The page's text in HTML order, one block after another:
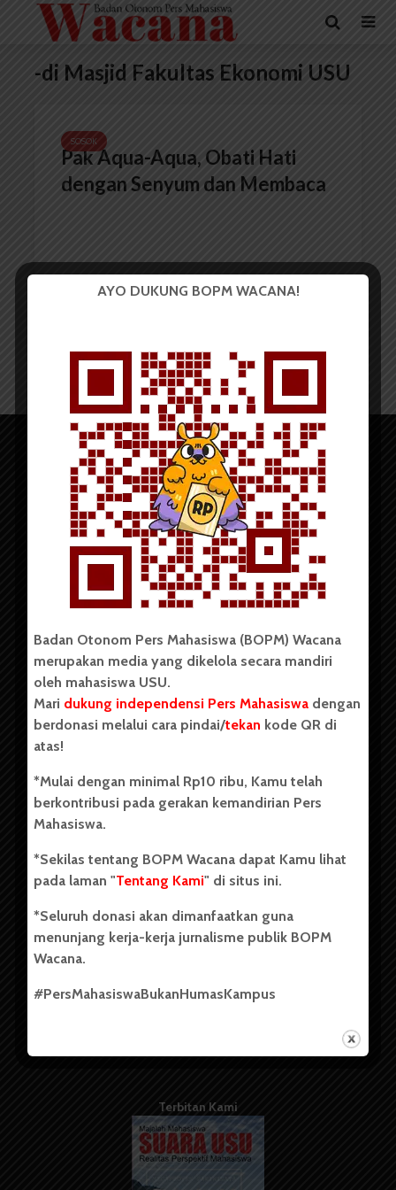
-di Masjid Fakultas Ekonomi USU
SOSOK
Pak Aqua-Aqua, Obati Hati
dengan Senyum dan Membaca
Copyright © 2023. All rights reserved BOPM WACANA.
Badan Otonom Pers Mahasiswa (BOPM) Wacana merupakan
pers mahasiswa yang berdiri di luar kampus dan dikelola
secara mandiri oleh mahasiswa Universitas Sumatera Utara
(USU). Sebelumnya BOPM Wacana merupakan salah satu
Unit Kegiatan Mahasiswa (UKM) di Universitas Sumatera
berdiri pada 1 Juli 1995.
Kontribusi
Info Iklan
Pedoman Media Siber
Kode Etik Jurnalistik
Terbitan Kami
AYO DUKUNG BOPM WACANA!
Badan Otonom Pers Mahasiswa (BOPM) Wacana
merupakan media yang dikelola secara mandiri
oleh mahasiswa USU.
Mari dukung independensi Pers Mahasiswa dengan
berdonasi melalui cara pindai/tekan kode QR di
atas!
*Mulai dengan minimal Rp10 ribu, Kamu telah
berkontribusi pada gerakan kemandirian Pers
Mahasiswa.
*Sekilas tentang BOPM Wacana dapat Kamu lihat
pada laman "Tentang Kami" di situs ini.
*Seluruh donasi akan dimanfaatkan guna
menunjang kerja-kerja jurnalisme publik BOPM
Wacana.
#PersMahasiswaBukanHumasKampus